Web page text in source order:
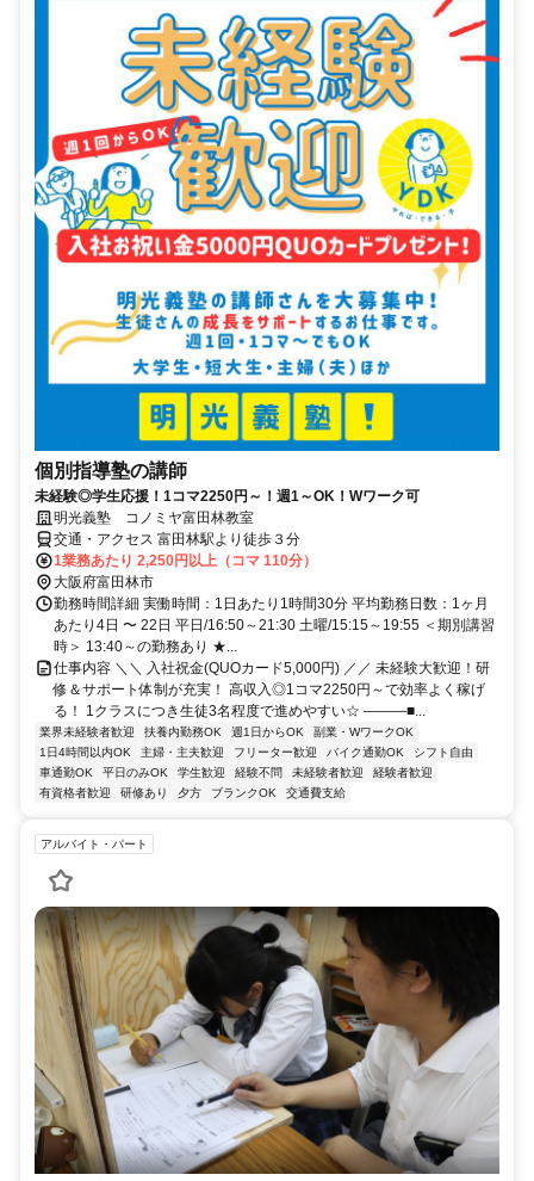
個別指導塾の講師
未経験◎学生応援！1コマ2250円～！週1～OK！Wワーク可
明光義塾 コノミヤ富田林教室
交通・アクセス 富田林駅より徒歩３分
1業務あたり 2,250円以上（コマ 110分）
大阪府富田林市
勤務時間詳細 実働時間：1日あたり1時間30分 平均勤務日数：1ヶ月
あたり4日 〜 22日 平日/16:50～21:30 土曜/15:15～19:55 ＜期別講習
時＞ 13:40～の勤務あり ★...
仕事内容 ＼＼ 入社祝金(QUOカード5,000円) ／／ 未経験大歓迎！研
修＆サポート体制が充実！ 高収入◎1コマ2250円～で効率よく稼げ
る！ 1クラスにつき生徒3名程度で進めやすい☆ ―――■...
業界未経験者歓迎 扶養内勤務OK 週1日からOK
副業・WワークOK
1日4時間以内OK
主婦・主夫歓迎 フリーター歓迎 バイク通勤OK
シフト自由
車通勤OK
平日のみOK 学生歓迎 経験不問 未経験者歓迎
経験者歓迎
有資格者歓迎
研修あり 夕方 ブランクOK 交通費支給
アルバイト・パート